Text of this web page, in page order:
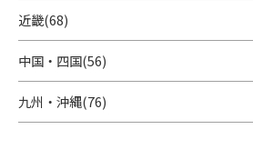
近畿(68)
中国・四国(56)
九州・沖縄(76)